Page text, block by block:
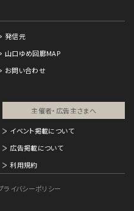
発信元
山口ゆめ回廊MAP
お問い合わせ
主催者・広告主さまへ​
イベント掲載について
広告掲載について
利用規約
ライバシーポリシー